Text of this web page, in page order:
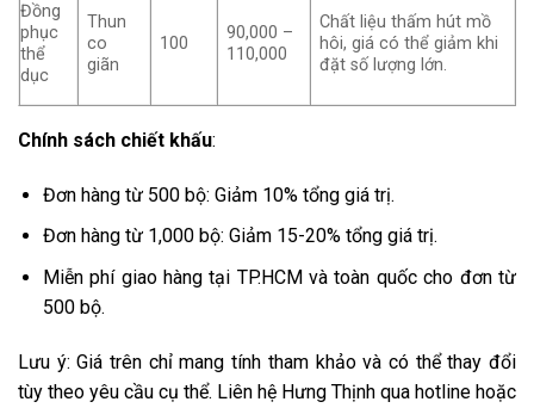
Đồng
phục
thể
dục
Thun
co
giãn
100
90,000 –
110,000
Chất liệu thấm hút mồ
hôi, giá có thể giảm khi
đặt số lượng lớn.
Chính sách chiết khấu:
Đơn hàng từ 500 bộ: Giảm 10% tổng giá trị.
Đơn hàng từ 1,000 bộ: Giảm 15-20% tổng giá trị.
Miễn phí giao hàng tại TP.HCM và toàn quốc cho đơn từ
500 bộ.
Lưu ý: Giá trên chỉ mang tính tham khảo và có thể thay đổi
tùy theo yêu cầu cụ thể. Liên hệ Hưng Thịnh qua hotline hoặc